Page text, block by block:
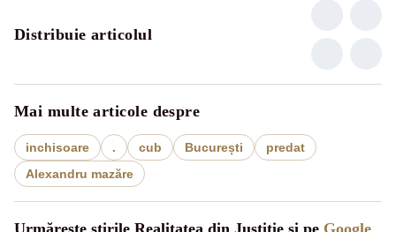
Distribuie articolul
Mai multe articole despre
inchisoare . cub București
predat
Alexandru mazăre
Urmărește știrile Realitatea din Justitie și pe Google